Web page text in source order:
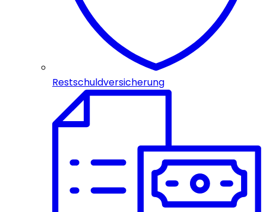
Restschuldversicherung